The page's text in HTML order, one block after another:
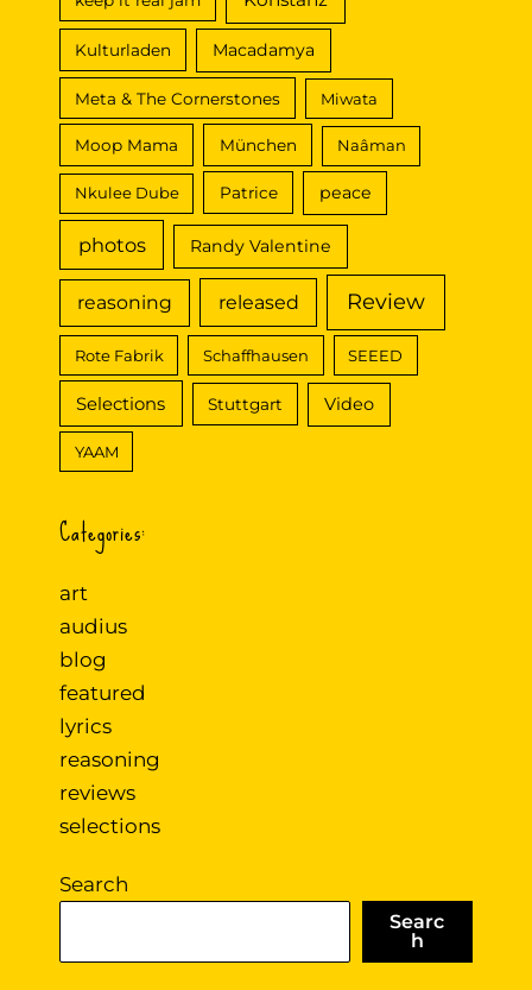
Kulturladen Macadamya
Meta & The Cornerstones Miwata
Moop Mama München Naâman
Nkulee Dube Patrice peace
photos Randy Valentine
reasoning released Review
Rote Fabrik Schaffhausen SEEED
Selections Stuttgart Video
YAAM
Categories:
art
audius
blog
featured
lyrics
reasoning
reviews
selections
Search
Searc
h